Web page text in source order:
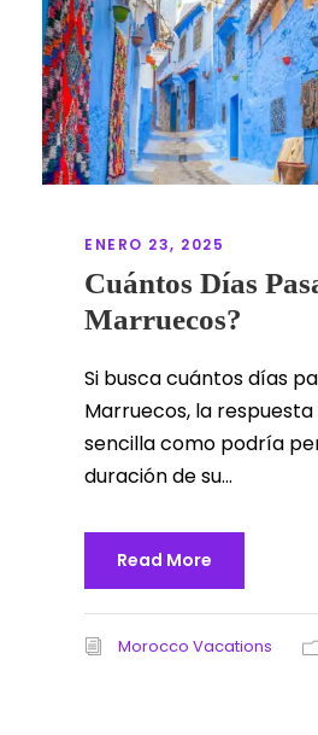
ENERO 23, 2025
Cuántos Días
Marruecos?
Si busca cuántos días
Marruecos, la
sencilla como podría
duración de su...
Read More
Morocco Vacations